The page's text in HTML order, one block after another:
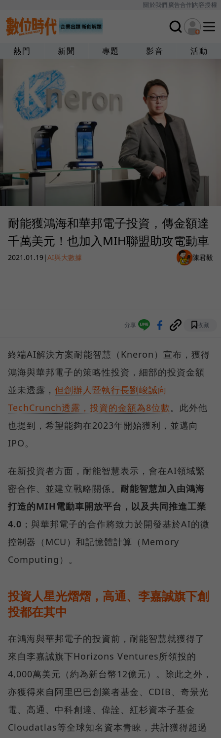
關於我們廣告合作內容授權
熱門 新聞 專題 影音 活動
耐能獲鴻海和華邦電子投資，傳金額達
千萬美元！也加入MIH聯盟助攻電動車
2021.01.19|AI與大數據 陳君毅
分享 收藏
終端AI解決方案耐能智慧（Kneron）宣布，獲得
鴻海與華邦電子的策略性投資，細部的投資金額
並未透露， 但創辦人暨執行長劉峻誠向
TechCrunch透露，投資的金額為8位數。此外他
也提到，希望能夠在2023年開始獲利，並邁向
IPO。
在新投資者方面，耐能智慧表示，會在AI領域緊
密合作、並建立戰略關係。 耐能智慧加入由鴻海
打造的MIH電動車開放平台，以及共同推進工業
4.0 ；與華邦電子的合作將致力於開發基於AI的微
控制器（MCU）和記憶體計算（Memory
Computing）。
投資人星光熠熠，高通、李嘉誠旗下創
投都在其中
在鴻海與華邦電子的投資前，耐能智慧就獲得了
來自李嘉誠旗下Horizons Ventures所領投的
4,000萬美元（約為新台幣12億元）。除此之外，
亦獲得來自阿里巴巴創業者基金、CDIB、奇景光
電、高通、中科創達、偉詮、紅杉資本子基金
Cloudatlas等全球知名資本青睞，共計獲得超過